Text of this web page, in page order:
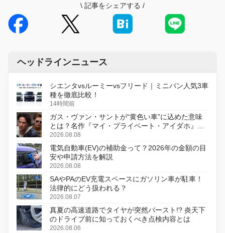
\ 記事をシェアする /
ヘッドラインニュース
シエンタvsルーミーvsフリード｜ミニバン人気3車
種を徹底比較！
14時間前
ガス・ヴァン・サントが“黄色い車”に込めた意味
とは？名作『マイ・プライベート・アイダホ』が
初のデジタルリマスター版で復活
2026.08.08
電気自動車(EV)の補助金って？2026年の金額の目
安や申請方法を解説
2026.08.08
SAやPAのEV充電スペースにガソリン車が駐車！
法律的にどう扱われる？
2026.08.07
真夏の高速道路でタイヤが突然バースト!? 炎天下
のドライブ前に知っておくべき点検内容とは
2026.08.06